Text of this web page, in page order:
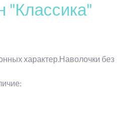
"Классика"
характер.Наволочки без